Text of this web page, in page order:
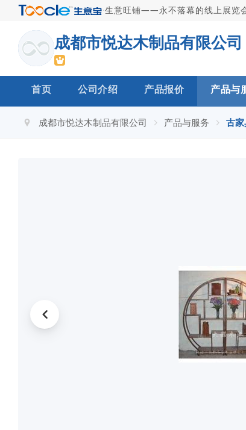
·生意旺铺——永不落幕的线上展览
成都市悦达木制品有限公司
首页 公司介绍 产品报价 产品与
成都市悦达木制品有限公司 产品与服务 古